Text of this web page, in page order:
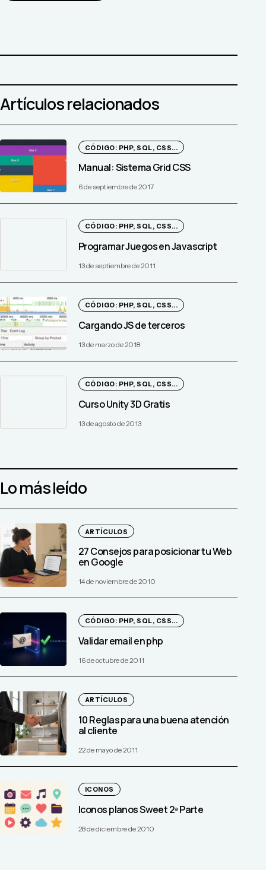
Artículos relacionados
CÓDIGO: PHP, SQL, CSS...
Manual: Sistema Grid CSS
6 de septiembre de 2017
CÓDIGO: PHP, SQL, CSS...
Programar Juegos en Javascript
13 de septiembre de 2011
CÓDIGO: PHP, SQL, CSS...
Cargando JS de terceros
13 de marzo de 2018
CÓDIGO: PHP, SQL, CSS...
Curso Unity 3D Gratis
13 de agosto de 2013
Lo más leído
ARTÍCULOS
27 Consejos para posicionar tu Web
en Google
14 de noviembre de 2010
CÓDIGO: PHP, SQL, CSS...
Validar email en php
16 de octubre de 2011
ARTÍCULOS
10 Reglas para una buena atención
al cliente
22 de mayo de 2011
ICONOS
Iconos planos Sweet 2ª Parte
28 de diciembre de 2010